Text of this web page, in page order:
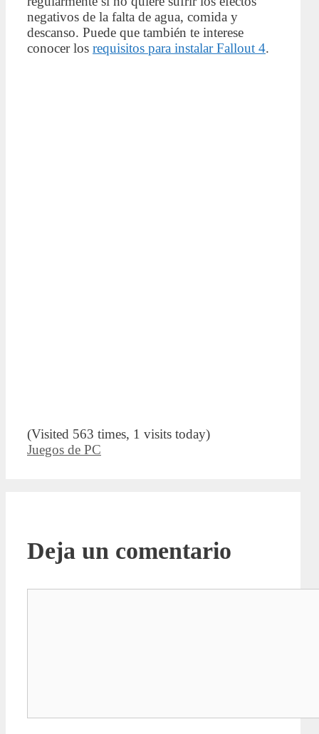
negativos de la falta de agua, comida y
descanso. Puede que también te interese
conocer los requisitos para instalar Fallout 4.
(Visited 563 times, 1 visits today)
Categorías
Juegos de PC
Deja un comentario